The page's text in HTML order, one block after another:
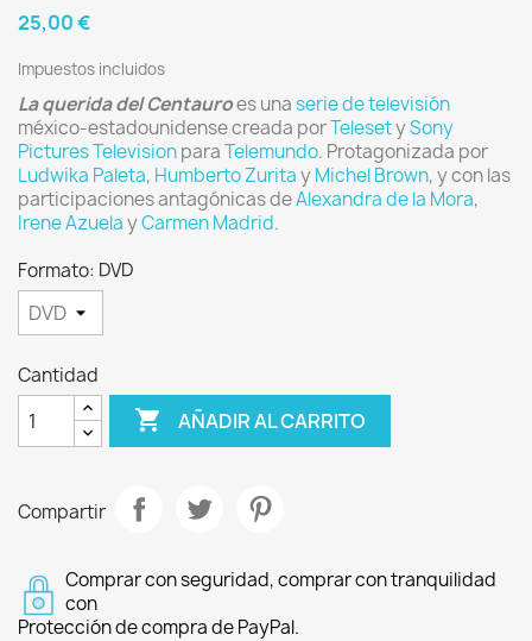
25,00 €
Impuestos incluidos
La querida del Centauroes unaserie de televisión
méxico-estadounidense creada porTelesetySony
Pictures TelevisionparaTelemundo. Protagonizada por
Ludwika Paleta, Humberto ZuritayMichel Brown, y con las
participaciones antagónicas deAlexandra de la Mora,
Irene AzuelayCarmen Madrid.
Formato: DVD
Cantidad
 AÑADIR AL CARRITO
Compartir
Comprar con seguridad, comprar con tranquilidad
con
Protección de compra de PayPal.